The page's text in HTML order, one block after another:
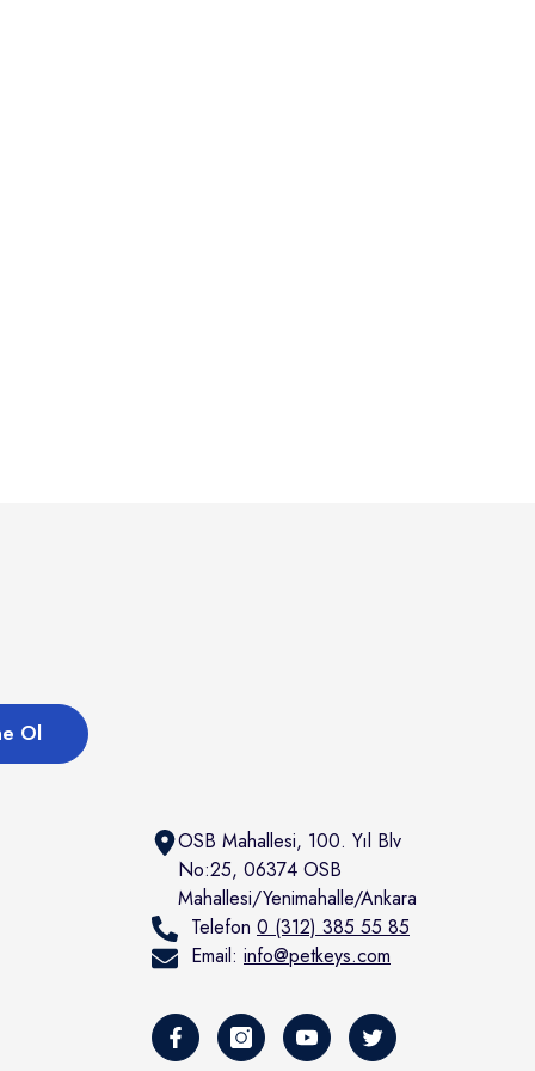
Ol
OSB Mahallesi, 100. Yıl Blv
No:25, 06374 OSB
Mahallesi/Yenimahalle/Ankara
Telefon 0 (312) 385 55 85
Email: info@petkeys.com